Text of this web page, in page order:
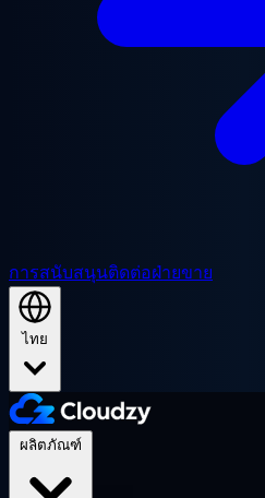
การสนับสนุนติดต่อฝ่ายขาย
ไทย